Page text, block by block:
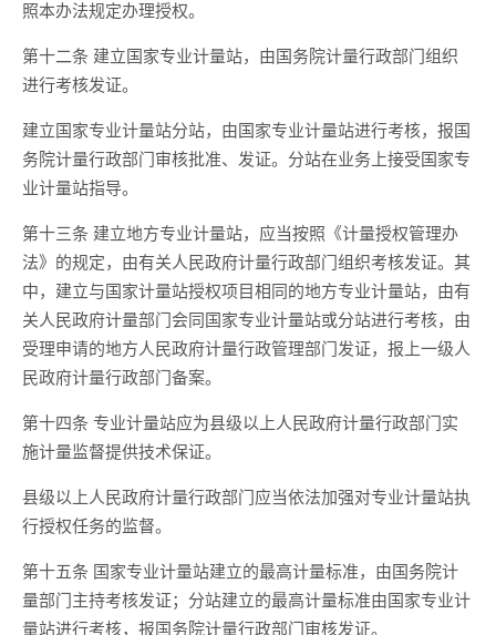
照本办法规定办理授权。
第十二条 建立国家专业计量站，由国务院计量行政部门组织
进行考核发证。
建立国家专业计量站分站，由国家专业计量站进行考核，报国
务院计量行政部门审核批准、发证。分站在业务上接受国家专
业计量站指导。
第十三条 建立地方专业计量站，应当按照《计量授权管理办
法》的规定，由有关人民政府计量行政部门组织考核发证。其
中，建立与国家计量站授权项目相同的地方专业计量站，由有
关人民政府计量部门会同国家专业计量站或分站进行考核，由
受理申请的地方人民政府计量行政管理部门发证，报上一级人
民政府计量行政部门备案。
第十四条 专业计量站应为县级以上人民政府计量行政部门实
施计量监督提供技术保证。
县级以上人民政府计量行政部门应当依法加强对专业计量站执
行授权任务的监督。
第十五条 国家专业计量站建立的最高计量标准，由国务院计
量部门主持考核发证；分站建立的最高计量标准由国家专业计
量站进行考核，报国务院计量行政部门审核发证。